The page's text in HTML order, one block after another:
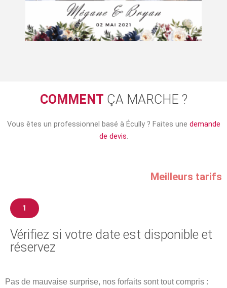
COMMENT ÇA MARCHE ?
Vous êtes un professionnel basé à Écully? Faites une demande
de devis.
Meilleurs tarifs
1
Vérifiez si votre date est disponible et
réservez​
Pas de mauvaise surprise, nos forfaits sont tout compris :